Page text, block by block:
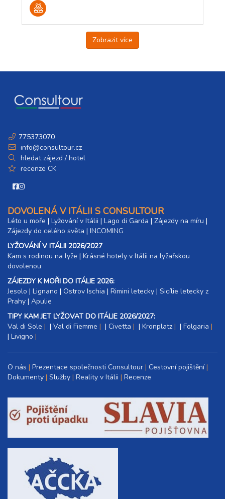
Zobrazit více
775373070
info@consultour.cz
hledat zájezd / hotel
recenze CK
DOVOLENÁ V ITÁLII S CONSULTOUR
Léto u moře | Lyžování v Itálii | Lago di Garda | Zájezdy na míru |
Zájezdy do celého světa | INCOMING
LYŽOVÁNÍ V ITÁLII 2026/2027
Kam s rodinou na lyže |​ Krásné hotely v Itálii na lyžařskou
dovolenou
ZÁJEZDY K MOŘI DO ITÁLIE 2026:
Jesolo | Lignano | Ostrov Ischia | Rimini letecky | Sicílie letecky z
Prahy | Apulie
TIPY KAM JET LYŽOVAT DO ITÁLIE 2026/2027:
Val di Sole
| Val di Fiemme | Civetta | Kronplatz | Folgaria
| Livigno
O nás Prezentace společnosti Consultour Cestovní pojištění
Dokumenty Služby Reality v Itálii Recenze